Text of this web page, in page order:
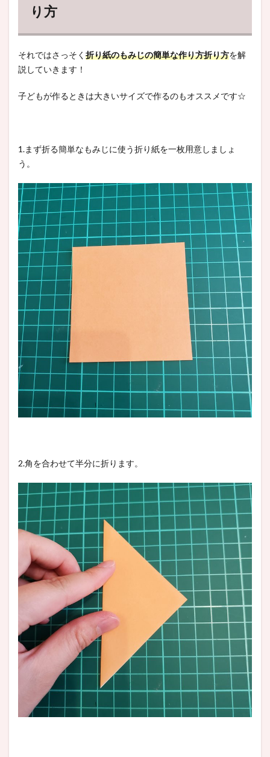
り方
それではさっそく 折り紙のもみじの簡単な作り方折り方を解
説していきます！
子どもが作るときは大きいサイズで作るのもオススメです☆
1.まず折る簡単なもみじに使う折り紙を一枚用意しましょ
う。
2.角を合わせて半分に折ります。